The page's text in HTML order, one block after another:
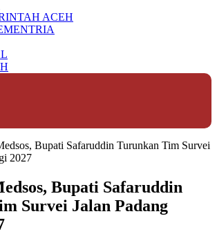
ACEH
Bupati Safaruddin Turunkan Tim Survei
2027
Bupati Safaruddin
Survei Jalan Padang